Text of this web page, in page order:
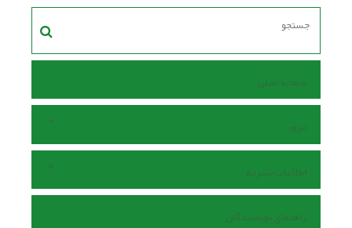
صفحه اصلی
مرور
اطلاعات نشریه
راهنمای نویسندگان